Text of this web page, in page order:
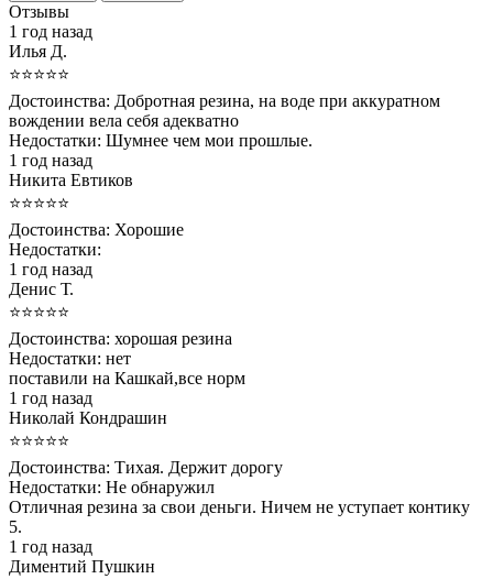
Отзывы
1 год назад
Илья Д.
⭐⭐⭐⭐⭐
Достоинства: Добротная резина, на воде при аккуратном
вождении вела себя адекватно
Недостатки: Шумнее чем мои прошлые.
1 год назад
Никита Евтиков
⭐⭐⭐⭐⭐
Достоинства: Хорошие
Недостатки:
1 год назад
Денис Т.
⭐⭐⭐⭐⭐
Достоинства: хорошая резина
Недостатки: нет
поставили на Кашкай,все норм
1 год назад
Николай Кондрашин
⭐⭐⭐⭐⭐
Достоинства: Тихая. Держит дорогу
Недостатки: Не обнаружил
Отличная резина за свои деньги. Ничем не уступает контику
5.
1 год назад
Диментий Пушкин